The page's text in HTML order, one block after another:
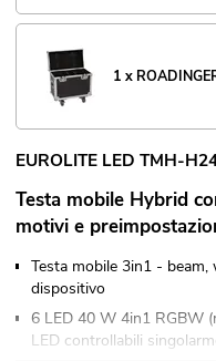
1 x
EUROLITE LED TMH-
Testa mobile Hybrid
motivi e
Testa mobile 3in1 -
dispositivo
6 LED 40 W 4in1 RGBW
LED controllabili